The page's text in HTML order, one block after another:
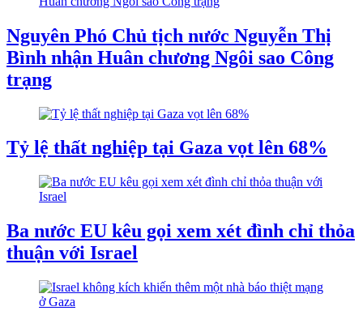
Nguyên Phó Chủ tịch nước Nguyễn Thị
Bình nhận Huân chương Ngôi sao Công
trạng
Tỷ lệ thất nghiệp tại Gaza vọt lên 68%
Ba nước EU kêu gọi xem xét đình chỉ thỏa
thuận với Israel